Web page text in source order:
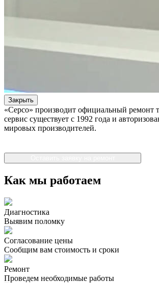
Закрыть
«Серсо» производит официальный ремонт
сервис существует с 1992 года и
мировых производителей.
Как мы работаем
Диагностика
Выявим поломку
Согласование цены
Сообщим вам стоимость и сроки
Ремонт
Проведем необходимые работы